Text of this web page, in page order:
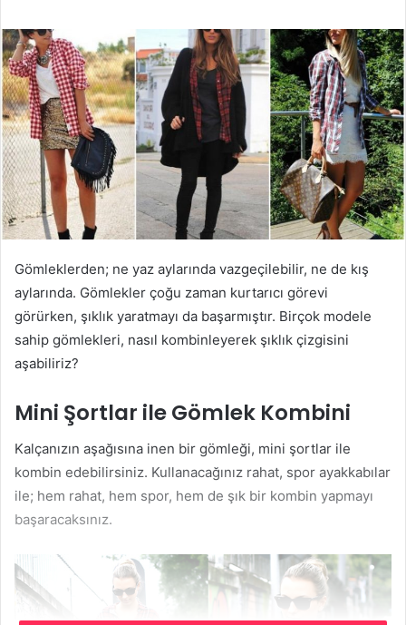
Gömleklerden; ne yaz aylarında vazgeçilebilir, ne de kış
aylarında. Gömlekler çoğu zaman kurtarıcı görevi
görürken, şıklık yaratmayı da başarmıştır. Birçok modele
sahip gömlekleri, nasıl kombinleyerek şıklık çizgisini
aşabiliriz?
Mini Şortlar ile Gömlek Kombini
Kalçanızın aşağısına inen bir gömleği, mini şortlar ile
kombin edebilirsiniz. Kullanacağınız rahat, spor ayakkabılar
ile; hem rahat, hem spor, hem de şık bir kombin yapmayı
başaracaksınız.